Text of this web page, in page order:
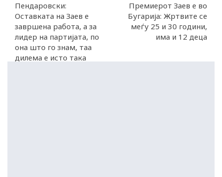
Пендаровски:
Оставката на Заев е
завршена работа, а за
лидер на партијата, по
она што го знам, таа
дилема е исто така
Премиерот Заев е во
Бугарија: Жртвите се
меѓу 25 и 30 години,
има и 12 деца